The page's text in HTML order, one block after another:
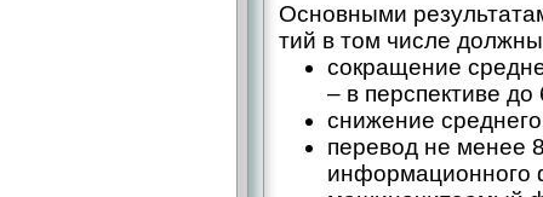
Основными
тий в том числе должны
сокращение
– в перспективе до
снижение
перевод не менее
информационного